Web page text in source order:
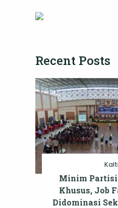
Recent Posts
Minim
Khusus, Job
Didominasi